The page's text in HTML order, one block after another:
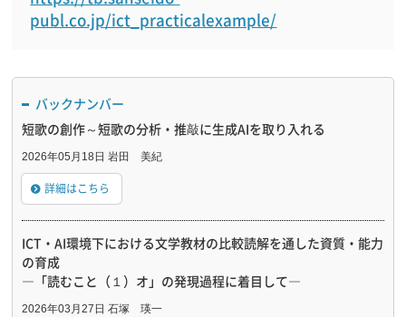
publ.co.jp/ict_practicalexample/
バックナンバー
短歌の創作～短歌の分析・推敲に生成AIを取り入れる
2026年05月18日 岩田 美紀
詳細はこちら
ICT・AI環境下における文学教材の比較読解を通した資質・能力
の育成
―「読むこと（１）オ」の発現過程に着目して―
2026年03月27日 石塚 瑛一